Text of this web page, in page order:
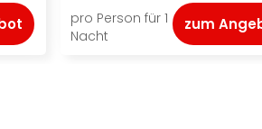
pro Person für 1
Nacht
zum